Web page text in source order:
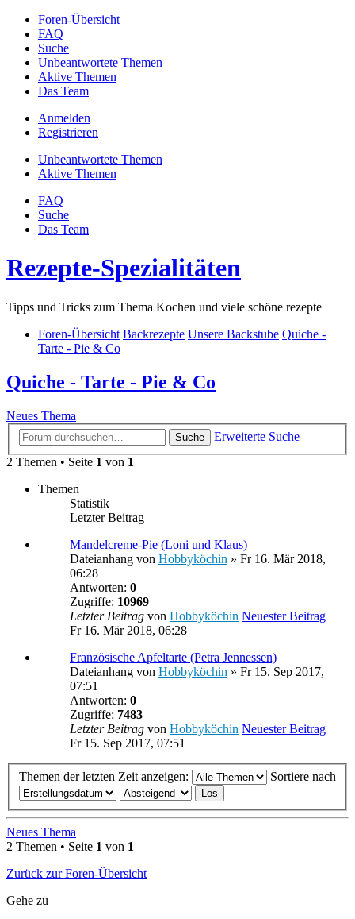
Foren-Übersicht
FAQ
Suche
Unbeantwortete Themen
Aktive Themen
Das Team
Anmelden
Registrieren
Unbeantwortete Themen
Aktive Themen
FAQ
Suche
Das Team
Rezepte-Spezialitäten
Tipps und Tricks zum Thema Kochen und viele schöne rezepte
Foren-Übersicht Backrezepte Unsere Backstube Quiche -
Tarte - Pie & Co
Quiche - Tarte - Pie & Co
Neues Thema
Suche
Erweiterte Suche
2 Themen • Seite 1 von 1
Themen
Statistik
Letzter Beitrag
Mandelcreme-Pie (Loni und Klaus)
Dateianhang von Hobbyköchin » Fr 16. Mär 2018,
06:28
Antworten: 0
Zugriffe: 10969
Letzter Beitrag von Hobbyköchin Neuester Beitrag
Fr 16. Mär 2018, 06:28
Französische Apfeltarte (Petra Jennessen)
Dateianhang von Hobbyköchin » Fr 15. Sep 2017,
07:51
Antworten: 0
Zugriffe: 7483
Letzter Beitrag von Hobbyköchin Neuester Beitrag
Fr 15. Sep 2017, 07:51
Themen der letzten Zeit anzeigen: Sortiere nach
Neues Thema
2 Themen • Seite 1 von 1
Zurück zur Foren-Übersicht
Gehe zu